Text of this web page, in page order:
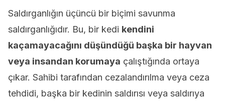
Saldırganlığın üçüncü bir biçimi savunma
saldırganlığıdır. Bu, bir kedi kendini
kaçamayacağını düşündüğü başka bir hayvan
veya insandan korumaya çalıştığında ortaya
çıkar. Sahibi tarafından cezalandırılma veya ceza
tehdidi, başka bir kedinin saldırısı veya saldırıya